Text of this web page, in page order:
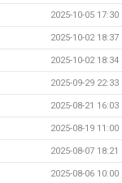
2025-10-05 17:30
2025-10-02 18:37
2025-10-02 18:34
2025-09-29 22:33
2025-08-21 16:03
2025-08-19 11:00
2025-08-07 18:21
2025-08-06 10:00